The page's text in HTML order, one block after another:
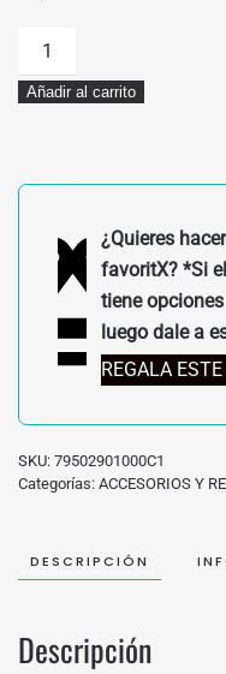
MANILLAR
RENTHAL
TWINWALL
Añadir al carrito
¿Quieres
favoritX? *Si
tiene
luego dale a
REGALA
SKU: 79502901000C1
Categorías: ACCESORIOS Y
DESCRIPCIÓN
Descripción